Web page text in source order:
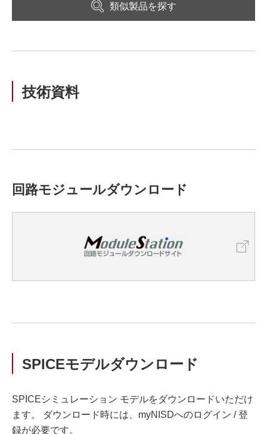
類似製品を探す
技術資料
回路モジュールダウンロード
SPICEモデルダウンロード
SPICEシミュレーション モデルをダウンロードいただけ
ます。 ダウンロード時には、myNISDへのログイン / 登
録が必要です。